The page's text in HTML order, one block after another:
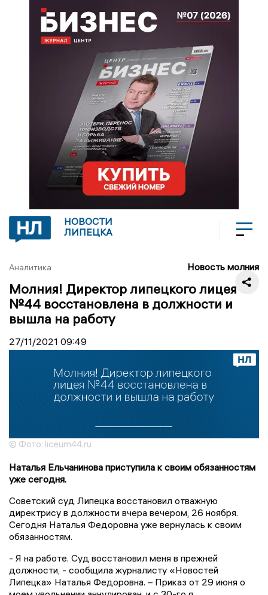
НОВОСТИ
ЛИПЕЦКА
Аналитика Новость молния
Молния! Директор липецкого лицея
№44 восстановлена в должности и
вышла на работу
27/11/2021 09:49
© Фото: liceum44.ru
Наталья Ельчанинова приступила к своим обязанностям
уже сегодня.
Советский суд Липецка восстановил отважную
директрису в должности вчера вечером, 26 ноября.
Сегодня Наталья Федоровна уже вернулась к своим
обязанностям.
- Я на работе. Суд восстановил меня в прежней
должности, - сообщила журналисту «Новостей
Липецка» Наталья Федоровна. – Приказ от 29 июня о